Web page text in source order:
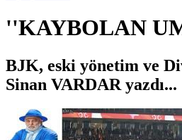
''KAYBOLAN
BJK, eski yönetim ve
Sinan VARDAR yazdı...